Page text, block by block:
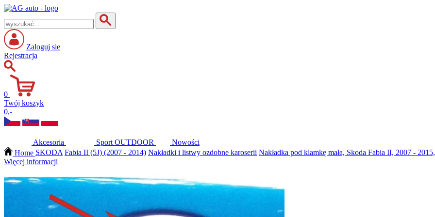
Zaloguj sie
Rejestracja
0
Twój koszyk
0,-
Akcesoria Sport OUTDOOR
Nowości
Home SKODA Fabia II (5J) (2007 - 2014) Nakładki i listwy ozdobne karoserii Nakładka pod klamkę mała, Skoda Fabia II, 2007 -
Więcej informacji